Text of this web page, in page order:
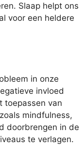
Slaap helpt ons
voor een heldere
in onze
invloed
toepassen van
mindfulness,
doorbrengen in de
te verlagen.